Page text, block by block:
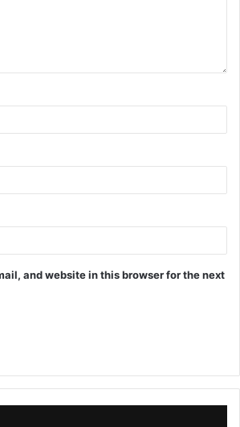
and website in this browser for the next